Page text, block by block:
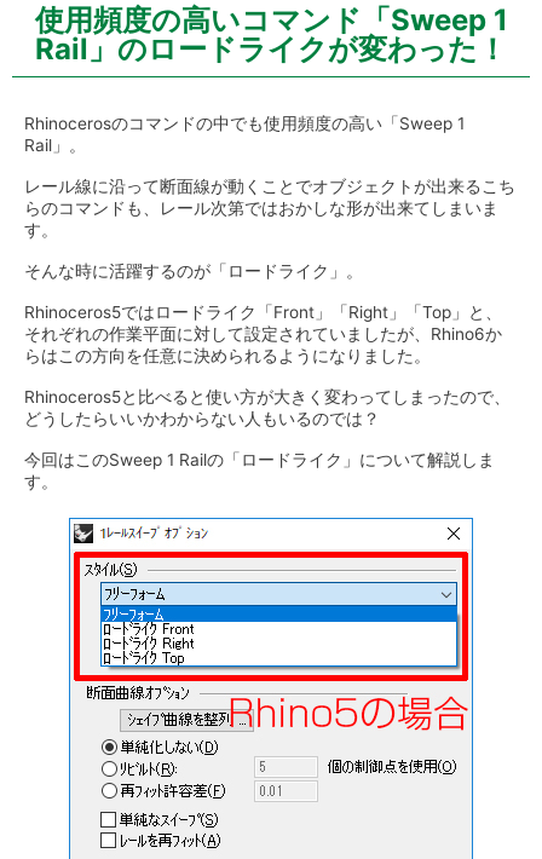
使用頻度の高いコマンド「Sweep 1
Rail」のロードライクが変わった！
Rhinocerosのコマンドの中でも使用頻度の高い「Sweep 1
Rail」。
レール線に沿って断面線が動くことでオブジェクトが出来るこち
らのコマンドも、レール次第ではおかしな形が出来てしまいま
す。
そんな時に活躍するのが「ロードライク」。
Rhinoceros5ではロードライク「Front」「Right」「Top」と、
それぞれの作業平面に対して設定されていましたが、Rhino6か
らはこの方向を任意に決められるようになりました。
Rhinoceros5と比べると使い方が大きく変わってしまったので、
どうしたらいいかわからない人もいるのでは？
今回はこのSweep 1 Railの「ロードライク」について解説しま
す。